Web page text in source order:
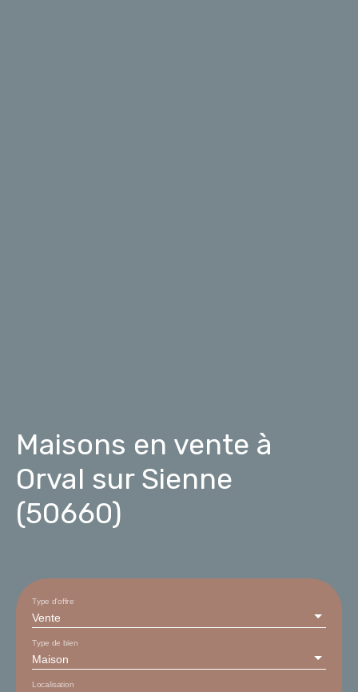
Maisons en vente à
Orval sur Sienne
(50660)
Vente
Type d'offre
Maison
Type de bien
Localisation